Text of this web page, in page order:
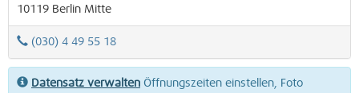
10119 Berlin Mitte
(030) 4 49 55 18
Datensatz verwalten Öffnungszeiten einstellen, Foto